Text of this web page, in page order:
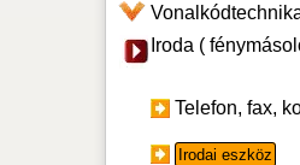
Iroda (
Telefon, fax,
Irodai eszköz